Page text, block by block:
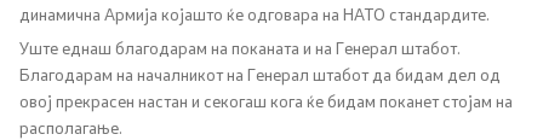
Изјава за пристапност
динамична Армија којашто ќе одговара на НАТО стандардите.
Уште еднаш благодарам на поканата и на Генерал штабот.
Благодарам на началникот на Генерал штабот да бидам дел од
овој прекрасен настан и секогаш кога ќе бидам поканет стојам на
располагање.